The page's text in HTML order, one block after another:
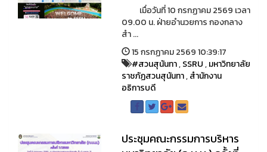
เมื่อวันที่ 10 กรกฏาคม 2569 เวลา
09.00 น. ฝ่ายอำนวยการ กองกลาง
สำ ...
15 กรกฏาคม 2569 10:39:17
#สวนสุนันทา,SSRU,มหาวิทยาลัย
ราชภัฏสวนสุนันทา,สำนักงาน
อธิการบดี
ประชุมคณะกรรมการบริหาร